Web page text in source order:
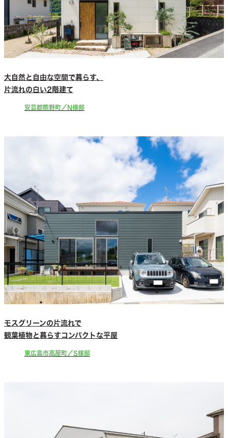
大自然と自由な空間で暮らす、
片流れの白い2階建て
安芸郡熊野町／N様邸
モスグリーンの片流れで
観葉植物と暮らすコンパクトな平屋
東広島市高屋町／S様邸